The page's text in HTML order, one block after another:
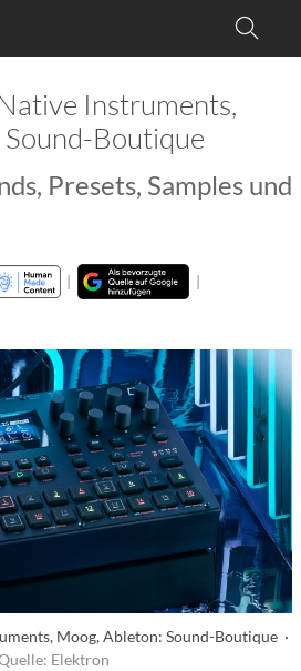
Instruments,
Boutique
Presets, Samples und
|
|
Moog, Ableton: Sound-Boutique ·
Elektron